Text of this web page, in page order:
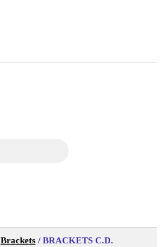
Brackets/ BRACKETS C.D.